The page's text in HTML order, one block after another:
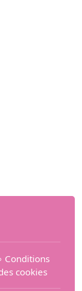
Conditions
cookies